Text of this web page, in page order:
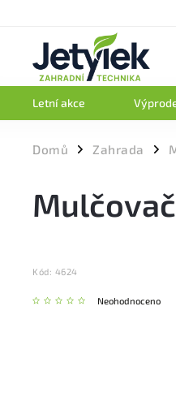
Letní akce
Domů / Zahrada /
Kód: 4624
Neohodnoceno